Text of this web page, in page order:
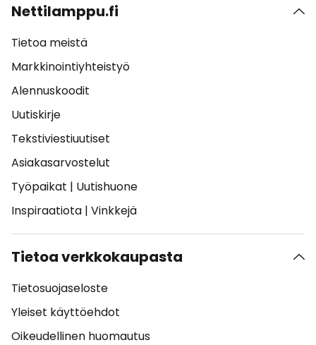
Nettilamppu.fi
Tietoa meistä
Markkinointiyhteistyö
Alennuskoodit
Uutiskirje
Tekstiviestiuutiset
Asiakasarvostelut
Työpaikat | Uutishuone
Inspiraatiota | Vinkkejä
Tietoa verkkokaupasta
Tietosuojaseloste
Yleiset käyttöehdot
Oikeudellinen huomautus